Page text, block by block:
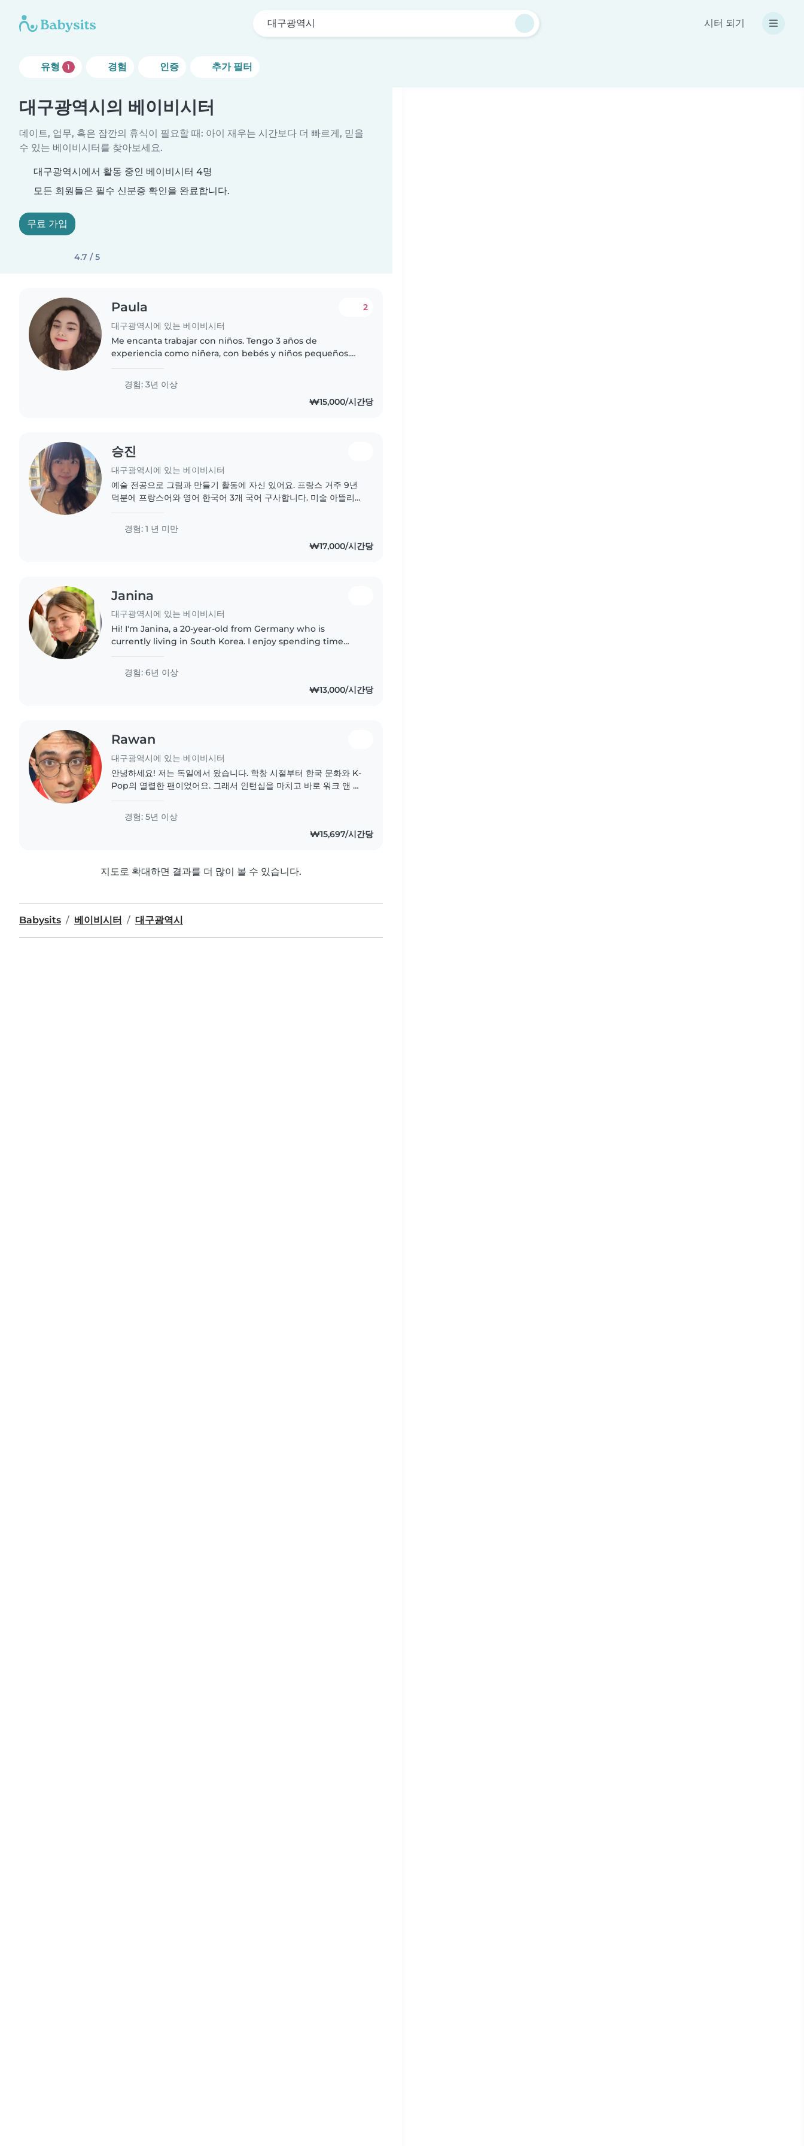
대구광역시 시터 되기
유형 1 경험 인증 추가 필터
대구광역시의 베이비시터
데이트, 업무, 혹은 잠깐의 휴식이 필요할 때: 아이 재우는 시간보다 더 빠르게, 믿을
수 있는 베이비시터를 찾아보세요.
대구광역시에서 활동 중인 베이비시터 4명
모든 회원들은 필수 신분증 확인을 완료합니다.
무료 가입
4.7 / 5
Paula
대구광역시에 있는 베이비시터
2
Me encanta trabajar con niños. Tengo 3 años de
experiencia como niñera, con bebés y niños pequeños.
especiales.¡Estoy deseando cuidar..
경험: 3년 이상
₩15,000/시간당
승진
대구광역시에 있는 베이비시터
예술 전공으로 그림과 만들기 활동에 자신 있어요. 프랑스 거주 9년
덕분에 프랑스어와 영어 한국어 3개 국어 구사합니다. 미술 아뜰리에
경험: 1 년 미만
₩17,000/시간당
Janina
대구광역시에 있는 베이비시터
Hi! I'm Janina, a 20-year-old from Germany who is
currently living in South Korea. I enjoy spending time
drawing, crafts,..
경험: 6년 이상
₩13,000/시간당
Rawan
대구광역시에 있는 베이비시터
안녕하세요! 저는 독일에서 왔습니다. 학창 시절부터 한국 문화와 K-
Pop의 열렬한 팬이었어요. 그래서 인턴십을 마치고 바로 워크 앤 트
정적이며 책임감이 강합니다. 아이들을 너무 좋아해서 2019년에는
초등학교에서 수학과 영어를 가르치는 교사 인턴십을 경험했습니
경험: 5년 이상
₩15,697/시간당
지도로 확대하면 결과를 더 많이 볼 수 있습니다.
Babysits 베이비시터 대구광역시